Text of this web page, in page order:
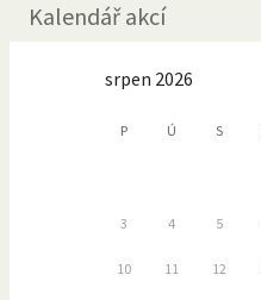
Kalendář akcí
srpen 2026
P Ú S
3 4 5
10 11 12